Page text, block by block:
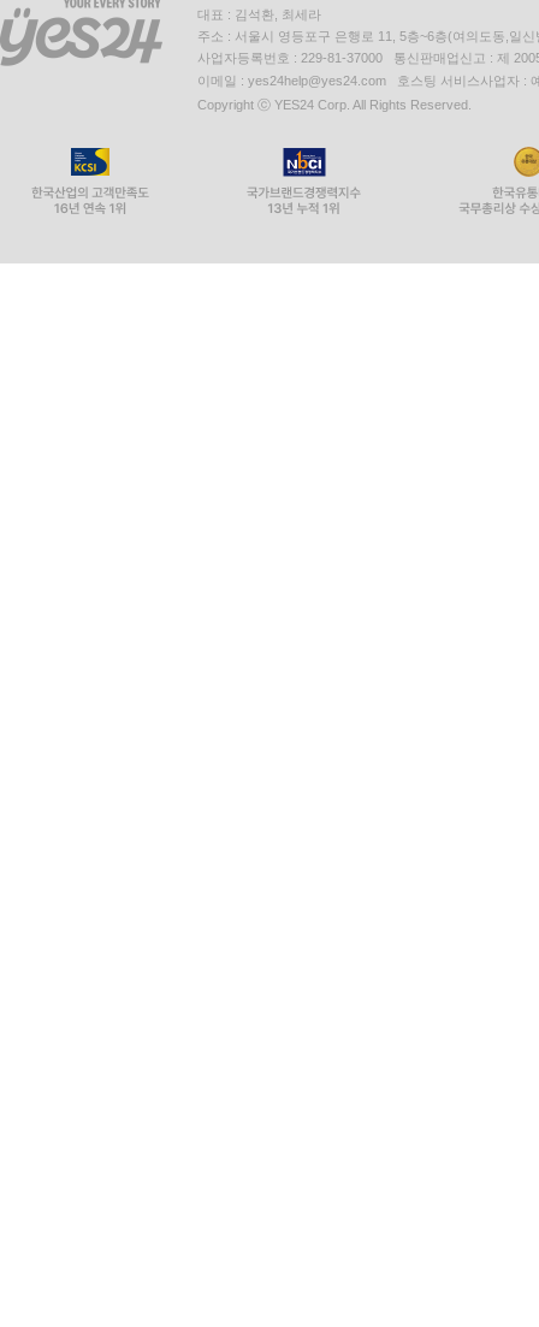
대표 : 김석환, 최세라
주소 : 서울시 영등포구 은행로 11, 5층~6층(여의도동,일신
사업자등록번호 : 229-81-37000 통신판매업신고 : 제
이메일 : yes24help@yes24.com 호스팅 서비스사업자 :
Copyright ⓒ YES24 Corp. All Rights Reserved.